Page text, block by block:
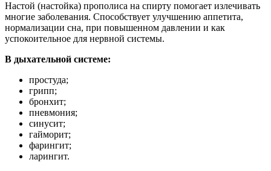
Настой (настойка) прополиса на спирту помогает излечивать
многие заболевания. Способствует улучшению аппетита,
нормализации сна, при повышенном давлении и как
успокоительное для нервной системы.
В дыхательной системе:
простуда;
грипп;
бронхит;
пневмония;
синусит;
гайморит;
фарингит;
ларингит.